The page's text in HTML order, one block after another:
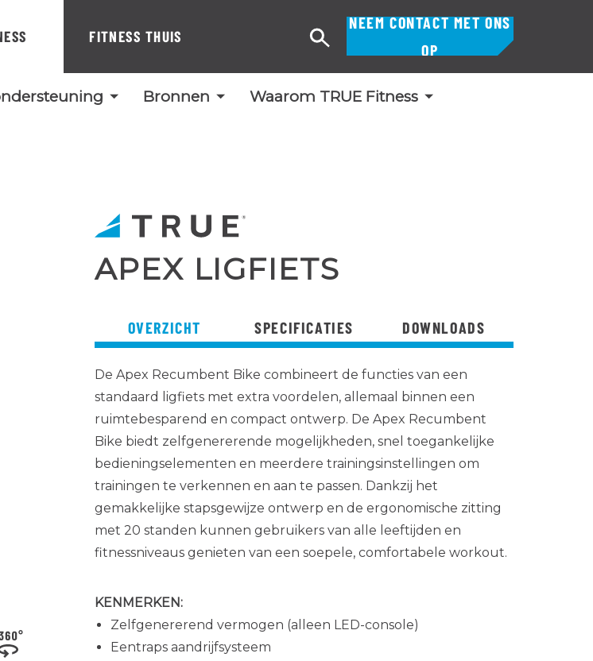
FITNESS THUIS
Bronnen Waarom TRUE Fitness
NEEM CONTACT MET ONS
OP
Zoek
APEX LIGFIETS
OVERZICHT SPECIFICATIES DOWNLOADS
De Apex Recumbent Bike combineert de functies van een
standaard ligfiets met extra voordelen, allemaal binnen een
ruimtebesparend en compact ontwerp. De Apex Recumbent
Bike biedt zelfgenererende mogelijkheden, snel toegankelijke
bedieningselementen en meerdere trainingsinstellingen om
trainingen te verkennen en aan te passen. Dankzij het
gemakkelijke stapsgewijze ontwerp en de ergonomische zitting
met 20 standen kunnen gebruikers van alle leeftijden en
fitnessniveaus genieten van een soepele, comfortabele workout.
KENMERKEN:
Zelfgenererend vermogen (alleen LED-console)
Eentraps aandrijfsysteem